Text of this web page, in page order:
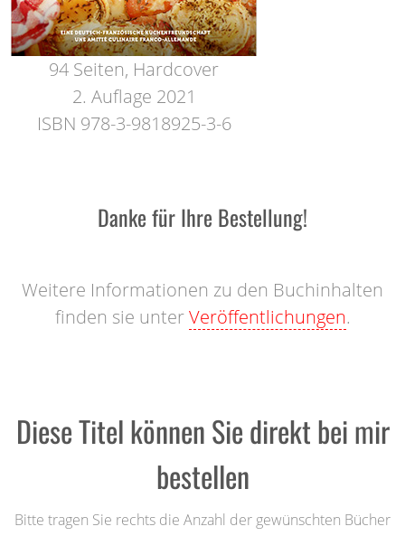
94 Seiten, Hardcover
2. Auflage 2021
ISBN 978-3-9818925-3-6
Danke für Ihre Bestellung!
Weitere Informationen zu den Buchinhalten
finden sie unterVeröffentlichungen.
Diese Titel können Sie direkt bei mir
bestellen
Bitte tragen Sie rechts die Anzahl der gewünschten Bücher